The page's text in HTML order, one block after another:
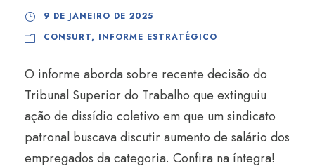
9 DE JANEIRO DE 2025
CONSURT, INFORME ESTRATÉGICO
O informe aborda sobre recente decisão do
Tribunal Superior do Trabalho que extinguiu
ação de dissídio coletivo em que um sindicato
patronal buscava discutir aumento de salário dos
empregados da categoria. Confira na íntegra!